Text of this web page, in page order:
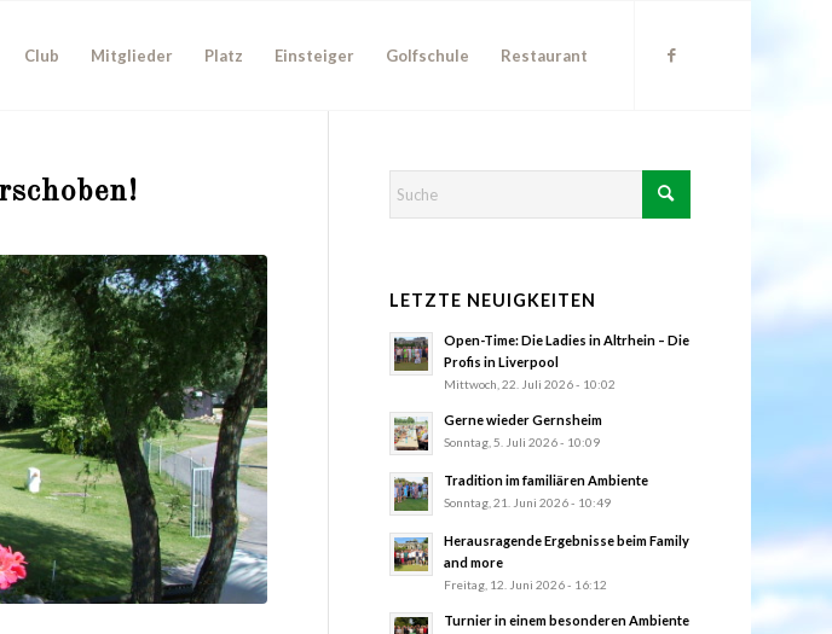
Club Mitglieder Platz Einsteiger Golfschule Restaurant
LETZTE NEUIGKEITEN
Open-Time: Die Ladies in Altrhein – Die
Profis in Liverpool
Mittwoch, 22. Juli 2026 - 10:02
Gerne wieder Gernsheim
Sonntag, 5. Juli 2026 - 10:09
Tradition im familiären Ambiente
Sonntag, 21. Juni 2026 - 10:49
Herausragende Ergebnisse beim Family
and more
Freitag, 12. Juni 2026 - 16:12
Turnier in einem besonderen Ambiente